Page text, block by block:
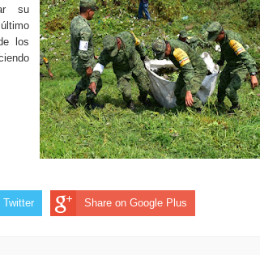
su
los
Twitter Share on Google Plus